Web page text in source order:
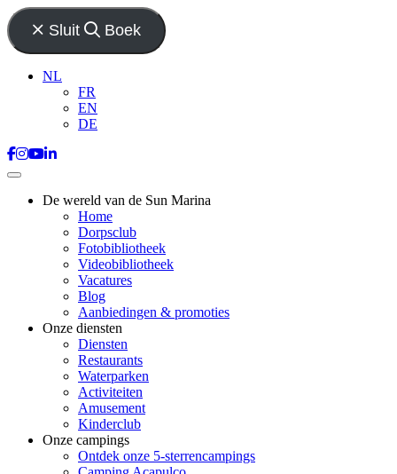
Sluit Boek
NL
FR
EN
DE
De wereld van de Sun Marina
Home
Dorpsclub
Fotobibliotheek
Videobibliotheek
Vacatures
Blog
Aanbiedingen & promoties
Onze diensten
Diensten
Restaurants
Waterparken
Activiteiten
Amusement
Kinderclub
Onze campings
Ontdek onze 5-sterrencampings